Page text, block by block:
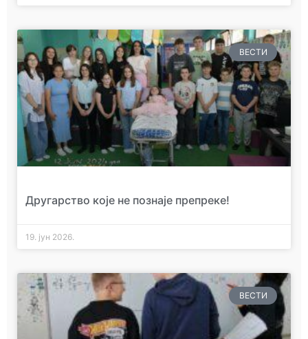
ВЕСТИ
Другарство које не познаје препреке!
19. јун 2026.
ВЕСТИ